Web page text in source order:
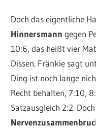
Doch das eigentliche
Hinnersmann gegen
10:6, das heißt vier
Dissen. Fränkie sagt
Ding ist noch lange
Recht behalten, 7:10,
Satzausgleich 2:2.